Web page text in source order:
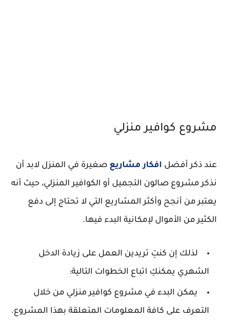
مشروع كوافير منزلي
عند ذكر أفضل افكار مشاريع صغيرة في المنزل لابد أن
نذكر مشروع صالون التجميل أو الكوافير المنزلي، حيث أنه
يعتبر من أنجح وأكثر المشاريع التي لا تحتاج إلى دفع
الكثير من الأموال لإمكانية البدء فيها.
لذلك إن كنتِ تريدين العمل على زيادة الدخل
الشهري يمكنكِ اتباع الخطوات التالية:
يمكن البدء في مشروع كوافير منزلي من خلال
التعرف على كافة المعلومات المتعلقة بهذا المشروع.